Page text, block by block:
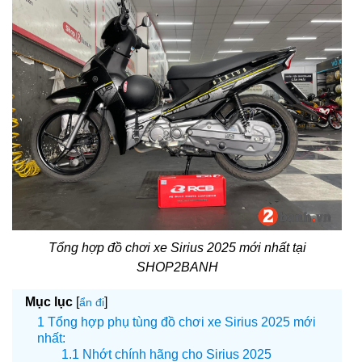
Tổng hợp đồ chơi xe Sirius 2025 mới nhất tại
SHOP2BANH
Mục lục [ẩn đi]
Tổng hợp phụ tùng đồ chơi xe Sirius 2025 mới
nhất:
Nhớt chính hãng cho Sirius 2025